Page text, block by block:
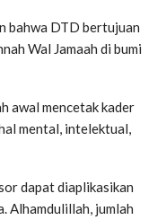
bahwa DTD bertujuan
Wal Jamaah di bumi
awal mencetak kader
mental, intelektual,
dapat diaplikasikan
Alhamdulillah, jumlah